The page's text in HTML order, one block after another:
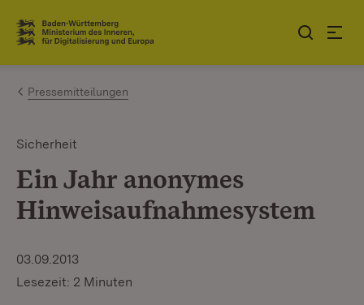
Zum Inhalt springen
Link zur Startseite
Pressemitteilungen
Sicherheit
Ein Jahr anonymes
Hinweisaufnahmesystem
03.09.2013
Lesezeit: 2 Minuten